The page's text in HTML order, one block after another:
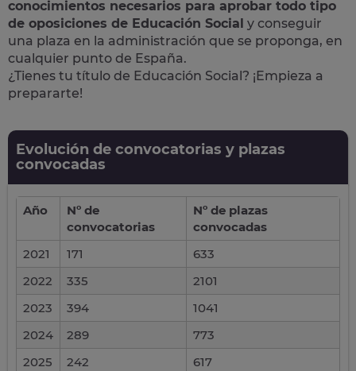
conocimientos necesarios para aprobar todo tipo
de oposiciones de Educación Social y conseguir
una plaza en la administración que se proponga, en
cualquier punto de España.
¿Tienes tu título de Educación Social? ¡Empieza a
prepararte!
Evolución de convocatorias y plazas
convocadas
Año
Nº de
convocatorias
Nº de plazas
convocadas
2021
171
633
2022
335
2101
2023
394
1041
2024
289
773
2025
242
617